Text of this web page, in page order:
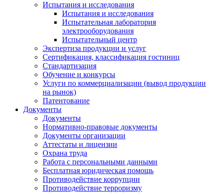
Испытания и исследования
Испытания и исследования
Испытательная лаборатория
электрооборудования
Испытательный центр
Экспертиза продукции и услуг
Сертификация, классификация гостиниц
Стандартизация
Обучение и конкурсы
Услуги по коммерциализации (вывод продукции
на рынок)
Патентование
Документы
Документы
Нормативно-правовые документы
Документы организации
Аттестаты и лицензии
Охрана труда
Работа с персональными данными
Бесплатная юридическая помощь
Противодействие коррупции
Противодействие терроризму